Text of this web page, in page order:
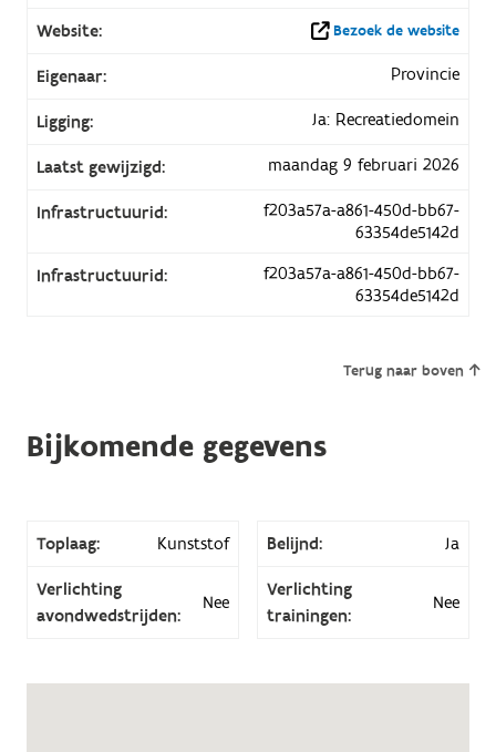
Website:
Bezoek de website
Eigenaar: Provincie
Ligging: Ja: Recreatiedomein
Laatst gewijzigd: maandag 9 februari 2026
Infrastructuurid:
f203a57a-a861-450d-bb67-
63354de5142d
Infrastructuurid:
f203a57a-a861-450d-bb67-
63354de5142d
Terug naar boven
Bijkomende gegevens
Toplaag: Kunststof Belijnd: Ja
Verlichting
avondwedstrijden:
Nee
Verlichting
trainingen:
Nee